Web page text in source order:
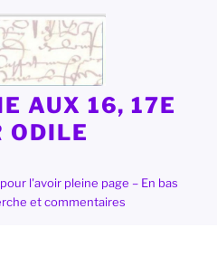
AUX 16, 17E
ODILE
l'avoir pleine page – En bas
et commentaires